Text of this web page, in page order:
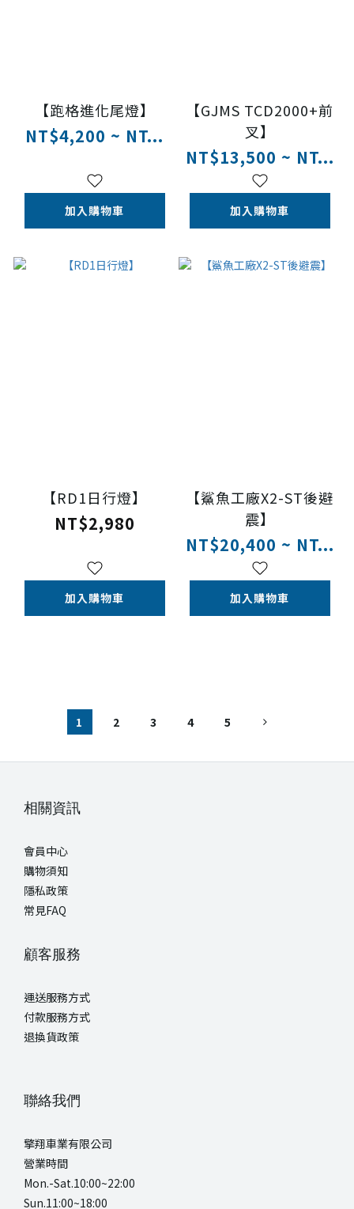
【跑格進化尾燈】
NT$4,200 ~ NT...
加入購物車
【GJMS TCD2000+前
叉】
NT$13,500 ~ NT...
加入購物車
【RD1日行燈】
NT$2,980
加入購物車
【鯊魚工廠X2-ST後避
震】
NT$20,400 ~ NT...
加入購物車
1 2 3 4 5
相關資訊
會員中心
購物須知
隱私政策
常見FAQ
顧客服務
運送服務方式
付款服務方式
退換貨政策
聯絡我們
擎翔車業有限公司
營業時間
Mon.-Sat.10:00~22:00
Sun.11:00~18:00